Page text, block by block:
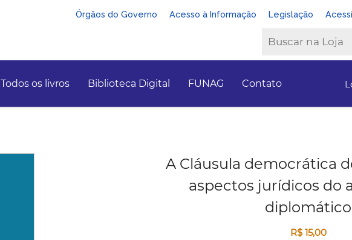
Órgãos do Governo Acesso à Informação Legislação
Todos os livros Biblioteca Digital FUNAG Contato
A Cláusula democrática
aspectos jurídicos do
diplomático
R$ 15,00